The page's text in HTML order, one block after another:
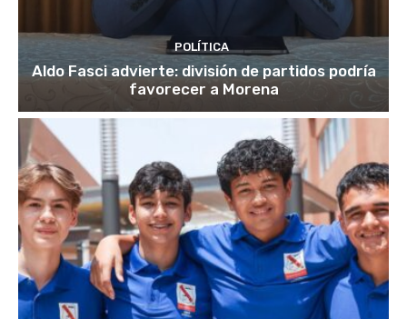
POLÍTICA
Aldo Fasci advierte: división de partidos podría
favorecer a Morena